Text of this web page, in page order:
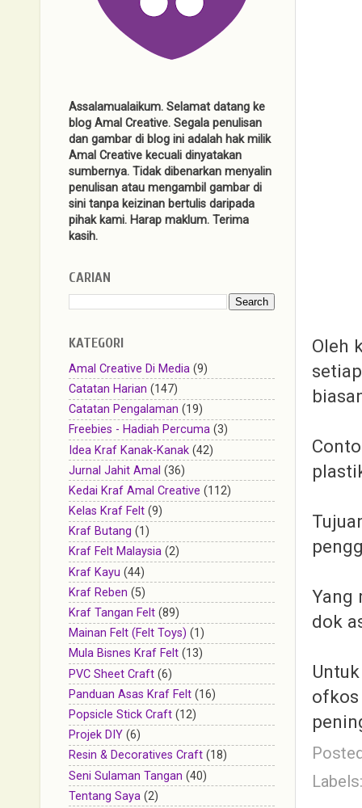
Oleh
Yang
dok
ofkos
Assalamualaikum. Selamat datang ke
blog Amal Creative. Segala penulisan
dan gambar di blog ini adalah hak milik
Amal Creative kecuali dinyatakan
sumbernya. Tidak dibenarkan menyalin
penulisan atau mengambil gambar di
sini tanpa keizinan bertulis daripada
pihak kami. Harap maklum. Terima
kasih.
CARIAN
KATEGORI
Amal Creative Di Media (9)
Catatan Harian (147)
Catatan Pengalaman (19)
Freebies - Hadiah Percuma (3)
Idea Kraf Kanak-Kanak (42)
Jurnal Jahit Amal (36)
Kedai Kraf Amal Creative (112)
Kelas Kraf Felt (9)
Kraf Butang (1)
Kraf Felt Malaysia (2)
Kraf Kayu (44)
Kraf Reben (5)
Kraf Tangan Felt (89)
Mainan Felt (Felt Toys) (1)
Mula Bisnes Kraf Felt (13)
PVC Sheet Craft (6)
Panduan Asas Kraf Felt (16)
Popsicle Stick Craft (12)
Projek DIY (6)
Resin & Decoratives Craft (18)
Seni Sulaman Tangan (40)
Tentang Saya (2)